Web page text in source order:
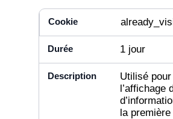
1 jour
Utilisé
l’affichage
la